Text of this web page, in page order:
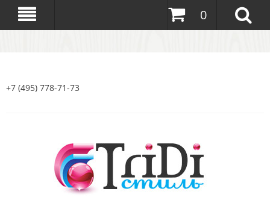
0
+7 (495) 778-71-73